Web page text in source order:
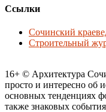
Ссылки
Сочинский
Строительный
16+ © Архитектура
просто и интересно об
основных тенденциях
также знаковых